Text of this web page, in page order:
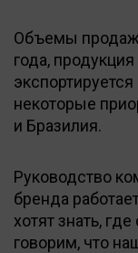
Объемы продаж
года,
некоторые
и Бразилия.
Руководство
бренда
хотят знать,
говорим, что